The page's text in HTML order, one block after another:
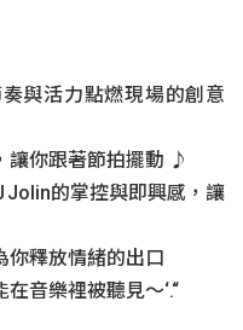
與活力點燃現場的創意
讓你跟著節拍擺動 ♪
Jolin的掌控與即興感，讓
你釋放情緒的出口
音樂裡被聽見～‘.“